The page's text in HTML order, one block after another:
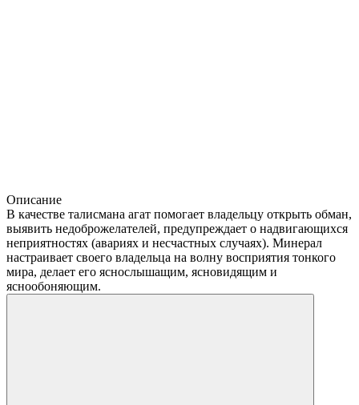
Описание
В качестве талисмана агат помогает владельцу открыть обман,
выявить недоброжелателей, предупреждает о надвигающихся
неприятностях (авариях и несчастных случаях). Минерал
настраивает своего владельца на волну восприятия тонкого
мира, делает его яснослышащим, ясновидящим и
яснообоняющим.